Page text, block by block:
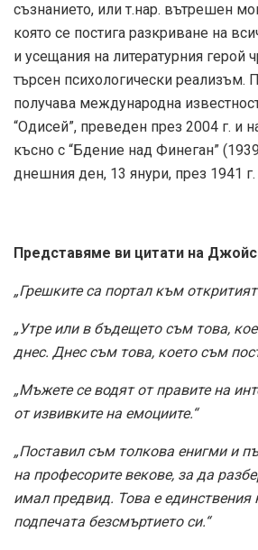
съзнанието, или т.нар. вътрешен
която се постига разкриване на
и усещания на литературния герой
търсен психологически реализъм.
получава международна
“Одисей”, преведен през 2004 г. и
късно с “Бдение над Финеган”
днешния ден, 13 янури, през 1941 г.
Представяме ви цитати на
„Грешките са портал към
„Утре или в бъдещето съм това,
днес. Днес съм това, което съм
„Мъжете се водят от правите на
от извивките на емоциите.“
„Поставил съм толкова енигми и
на професорите векове, за да
имал предвид. Това е единствения
подпечата безсмъртието си.“